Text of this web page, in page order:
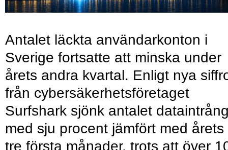
Antalet läckta användarkonton i
Sverige fortsatte att minska under
årets andra kvartal. Enligt nya
från cybersäkerhetsföretaget
Surfshark sjönk antalet
med sju procent jämfört med årets
tre första månader, trots att över